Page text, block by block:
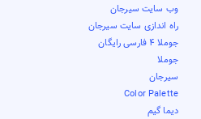
وب سایت سیرجان
راه اندازی سایت سیرجان
جوملا 4 فارسی رایگان
جوملا
سیرجان
Color Palette
دیما گیم